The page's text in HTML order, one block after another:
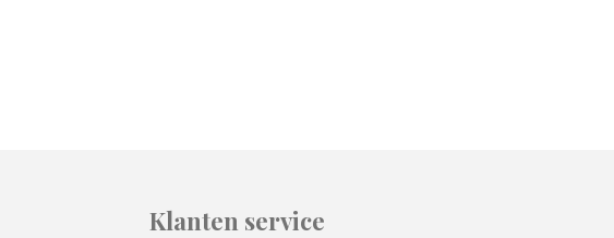
Klanten service